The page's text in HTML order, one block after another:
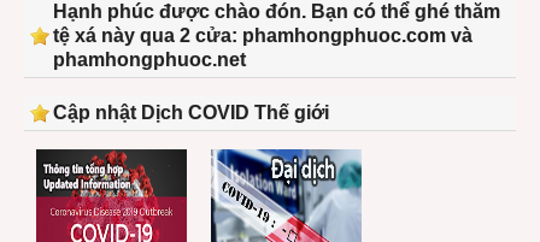
Hạnh phúc được chào đón. Bạn có thể ghé thăm
tệ xá này qua 2 cửa: phamhongphuoc.com và
phamhongphuoc.net
Cập nhật Dịch COVID Thế giới